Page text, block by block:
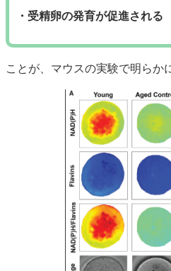
・受精卵の発育が促進される
ことが、マウスの実験で明らか